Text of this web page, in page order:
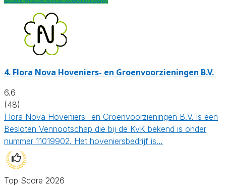
4. Flora Nova Hoveniers- en Groenvoorzieningen B.V.
6.6
(48)
Flora Nova Hoveniers- en Groenvoorzieningen B.V. is een
Besloten Vennootschap die bij de KvK bekend is onder
nummer 11019902. Het hoveniersbedrijf is…
Top Score 2026